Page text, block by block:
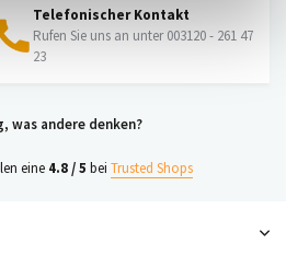
Telefonischer Kontakt
Rufen Sie uns an unter 003120 - 261 47
23
was andere denken?
eine 4.8 / 5 bei Trusted Shops